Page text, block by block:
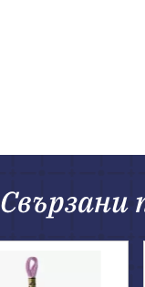
Свързани